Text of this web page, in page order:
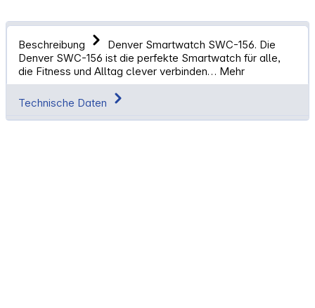
Beschreibung
Denver Smartwatch SWC-156. Die
Denver SWC-156 ist die perfekte Smartwatch für alle,
die Fitness und Alltag clever verbinden… Mehr
Technische Daten